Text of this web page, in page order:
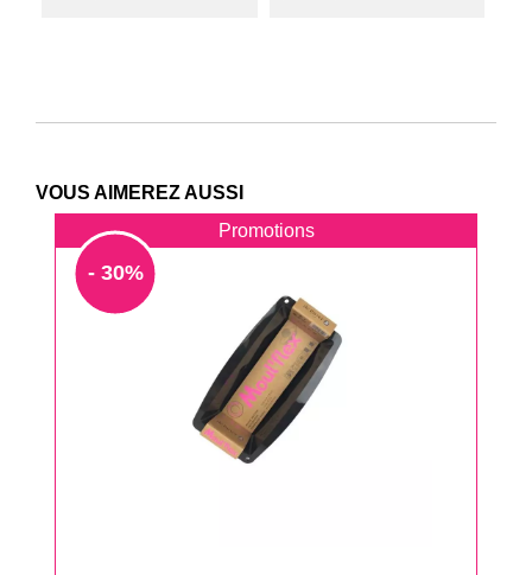
VOUS AIMEREZ AUSSI
Promotions
- 30%